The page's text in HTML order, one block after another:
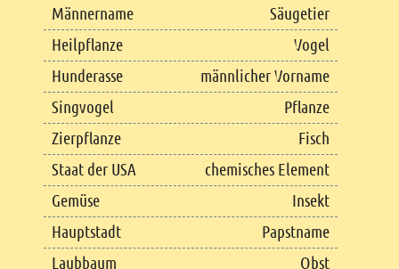
Männername
Säugetier
Heilpflanze
Vogel
Hunderasse
männlicher Vorname
Singvogel
Pflanze
Zierpflanze
Fisch
Staat der USA
chemisches Element
Gemüse
Insekt
Hauptstadt
Papstname
Laubbaum
Obst